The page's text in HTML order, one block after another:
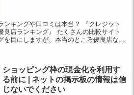
ンキングや口コミは本当？ 『クレジット
』 たくさんの比較サイト
を目にしますが、本当のところ優良店なの
ショッピング枠の現金化を利用す
る前に | ネットの掲示板の情報は信
じないでください